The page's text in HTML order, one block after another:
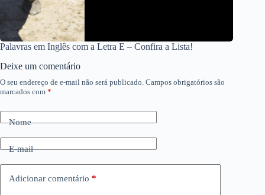
Palavras em Inglês com a Letra E – Confira a Lista!
Deixe um comentário
O seu endereço de e-mail não será publicado. Campos obrigatórios são
marcados com *
Nome
E-mail
Adicionar comentário *